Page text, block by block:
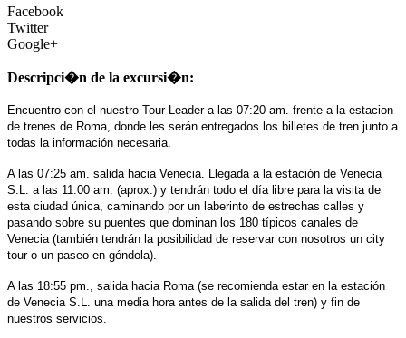
Facebook
Twitter
Google+
Descripci�n de la excursi�n:
Encuentro con el nuestro Tour Leader a las 07:20 am. frente a la estacion
de trenes de Roma, donde les serán entregados los billetes de tren junto a
todas la información necesaria.
A las 07:25 am. salida hacia Venecia. Llegada a la estación de Venecia
S.L. a las 11:00 am. (aprox.) y tendrán todo el día libre para la visita de
esta ciudad única, caminando por un laberinto de estrechas calles y
pasando sobre su puentes que dominan los 180 típicos canales de
Venecia (también tendrán la posibilidad de reservar con nosotros un city
tour o un paseo en góndola).
A las 18:55 pm., salida hacia Roma (se recomienda estar en la estación
de Venecia S.L. una media hora antes de la salida del tren) y fin de
nuestros servicios.